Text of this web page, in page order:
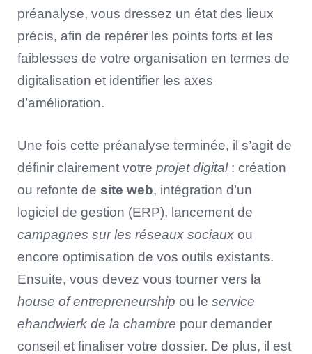
préanalyse, vous dressez un état des lieux
précis, afin de repérer les points forts et les
faiblesses de votre organisation en termes de
digitalisation et identifier les axes
d’amélioration.
Une fois cette préanalyse terminée, il s’agit de
définir clairement votre projet digital: création
ou refonte de site web, intégration d’un
logiciel de gestion (ERP), lancement de
campagnes sur les réseaux sociaux ou
encore optimisation de vos outils existants.
Ensuite, vous devez vous tourner vers la
house of entrepreneurship ou le service
ehandwierk de la chambre pour demander
conseil et finaliser votre dossier. De plus, il est